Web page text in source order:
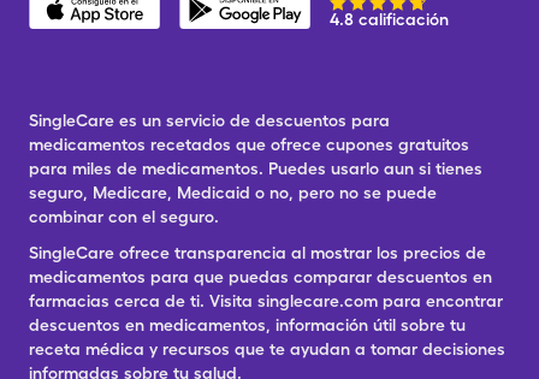
4.8 calificación
SingleCare es un servicio de descuentos para
medicamentos recetados que ofrece cupones gratuitos
para miles de medicamentos. Puedes usarlo aun si tienes
seguro, Medicare, Medicaid o no, pero no se puede
combinar con el seguro.
SingleCare ofrece transparencia al mostrar los precios de
medicamentos para que puedas comparar descuentos en
farmacias cerca de ti. Visita singlecare.com para encontrar
descuentos en medicamentos, información útil sobre tu
receta médica y recursos que te ayudan a tomar decisiones
informadas sobre tu salud.